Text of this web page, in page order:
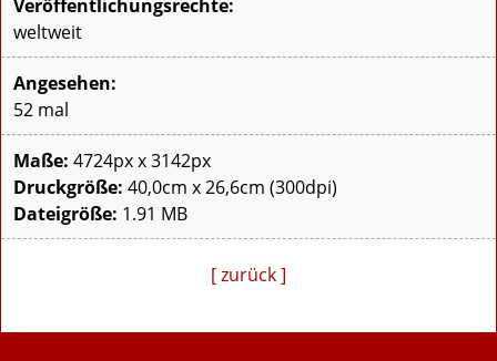
Veröffentlichungsrechte:
weltweit
Angesehen:
52 mal
Maße: 4724px x 3142px
Druckgröße: 40,0cm x 26,6cm (300dpi)
Dateigröße: 1.91 MB
[ zurück ]